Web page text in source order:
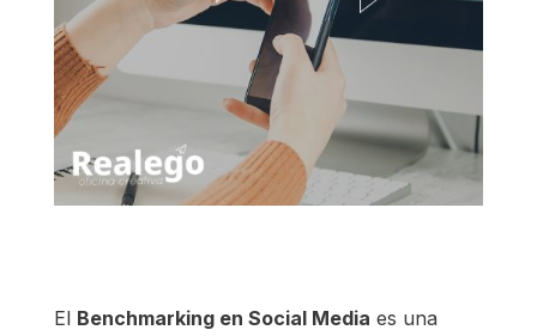
El Benchmarking en Social Media es una